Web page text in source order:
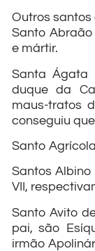
Outros santos
Santo
e mártir.
Santa
duque da
maus-tratos
conseguiu
Santo
Santos
VII,
Santo Avito
pai, são
irmão